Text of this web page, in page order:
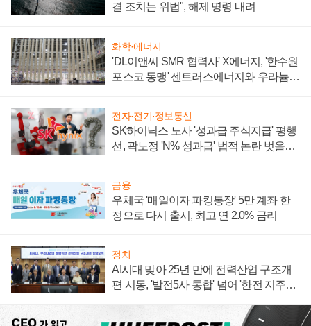
결 조치는 위법", 해제 명령 내려
화학·에너지
'DL이앤씨 SMR 협력사' X에너지, '한수원
포스코 동맹' 센트러스에너지와 우라늄
전자·전기·정보통신
SK하이닉스 노사 '성과급 주식지급' 평행
선, 곽노정 'N% 성과급' 법적 논란 벗을지
금융
우체국 '매일이자 파킹통장' 5만 계좌 한
정으로 다시 출시, 최고 연 2.0% 금리
정치
AI시대 맞아 25년 만에 전력산업 구조개
편 시동, '발전5사 통합' 넘어 '한전 지주사'